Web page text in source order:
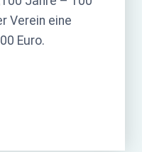
Verein eine
Euro.